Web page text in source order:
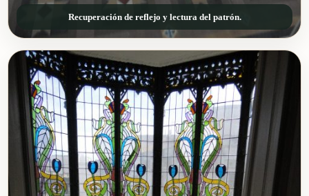
Recuperación de reflejo y lectura del patrón.